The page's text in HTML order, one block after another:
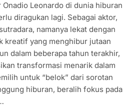
Onadio Leonardo di dunia hiburan
diragukan lagi. Sebagai aktor,
namanya lekat dengan
kreatif yang menghibur jutaan
dalam beberapa tahun terakhir,
transformasi menarik dalam
untuk “belok” dari sorotan
hiburan, beralih fokus pada